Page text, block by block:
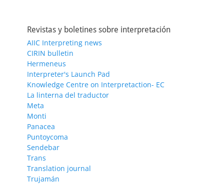
Revistas y boletines sobre interpretación
AIIC Interpreting news
CIRIN bulletin
Hermeneus
Interpreter's Launch Pad
Knowledge Centre on Interpretaction- EC
La linterna del traductor
Meta
Monti
Panacea
Puntoycoma
Sendebar
Trans
Translation journal
Trujamán